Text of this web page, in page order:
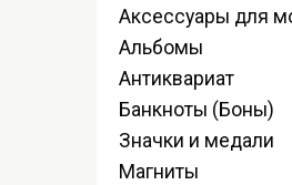
Аксессуары для
Альбомы
Антиквариат
Банкноты (Боны)
Значки и медали
Магниты